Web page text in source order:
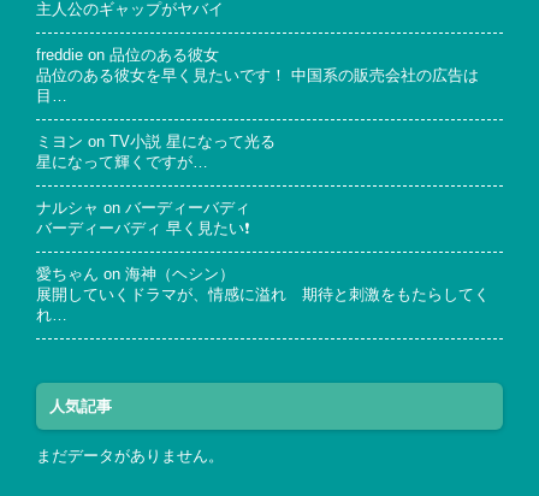
主人公のギャップがヤバイ
freddie on 品位のある彼女
品位のある彼女を早く見たいです！ 中国系の販売会社の広告は
目…
ミヨン on
TV小説 星になって光る
星になって輝くですが…
ナルシャ on バーディーバディ
バーディーバディ 早く見たい❗
愛ちゃん on 海神（ヘシン）
展開していくドラマが、情感に溢れ 期待と刺激をもたらしてく
れ…
人気記事
まだデータがありません。